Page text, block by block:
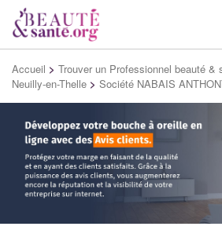
Accueil > Trouver un Professionnel beauté &
Neuilly-en-Thelle > Société NABAIS